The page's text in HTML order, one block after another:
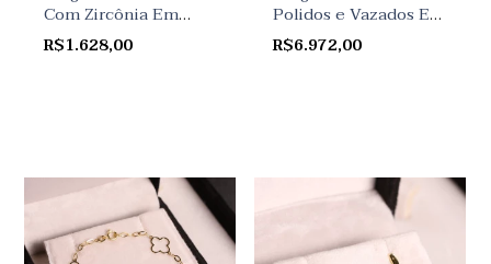
Com Zircônia Em
Ouro Amarelo
R$1.628,00
Polidos e Vazados Em
Ouro Amarelo
R$6.972,00